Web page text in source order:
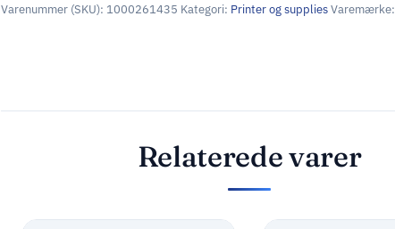
Varenummer (SKU): 1000261435 Kategori: Printer og suppliesVaremærke:
Relaterede varer